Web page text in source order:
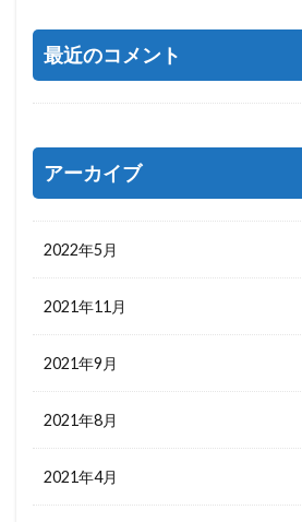
最近のコメント
アーカイブ
2022年5月
2021年11月
2021年9月
2021年8月
2021年4月